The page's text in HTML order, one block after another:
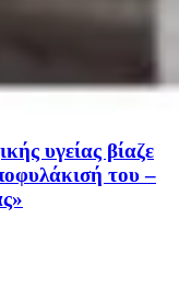
υγείας βίαζε
του –